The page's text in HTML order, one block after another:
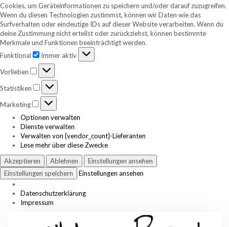
Cookies, um Geräteinformationen zu speichern und/oder darauf zuzugreifen.
Wenn du diesen Technologien zustimmst, können wir Daten wie das
Surfverhalten oder eindeutige IDs auf dieser Website verarbeiten. Wenn du
deine Zustimmung nicht erteilst oder zurückziehst, können bestimmte
Merkmale und Funktionen beeinträchtigt werden.
Funktional
Funktional
Immer aktiv
Vorlieben
Vorlieben
Statistiken Statistiken
Marketing
Marketing
Optionen verwalten
Dienste verwalten
Verwalten von {vendor_count}-Lieferanten
Lese mehr über diese Zwecke
Akzeptieren
Ablehnen
Einstellungen ansehen
Einstellungen speichern
Einstellungen ansehen
Datenschutzerklärung
Impressum